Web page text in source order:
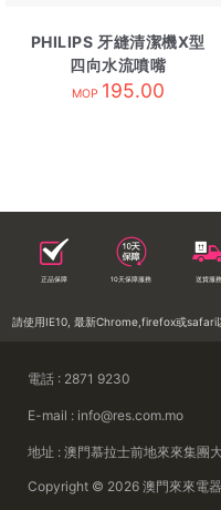
PHILIPS 牙縫清潔機X型
四向水流噴嘴
HX3062/01 2枝裝
MOP 195.00
正品保障 10天保障服務 送貨服務
請使用IE10, 最新Chrome,firefox或safari
電話 : 2871 9230
E-mail : info@res.com.mo
地址 : 澳門慕拉士前地來來集團
Copyright © 2026 澳門來來電